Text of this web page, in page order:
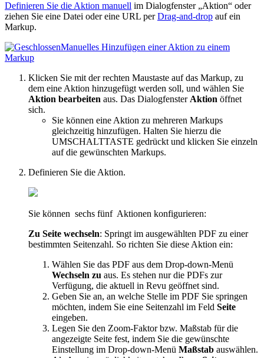
Definieren Sie die Aktion manuell im Dialogfenster „Aktion“ oder
ziehen Sie eine Datei oder eine URL perDrag-and-drop auf ein
Markup.
Manuelles Hinzufügen einer Aktion zu einem
Markup
Klicken Sie mit der rechten Maustaste auf das Markup, zu
dem eine Aktion hinzugefügt werden soll, und wählen Sie
Aktion bearbeiten aus. Das DialogfensterAktion öffnet
sich.
Sie können eine Aktion zu mehreren Markups
gleichzeitig hinzufügen. Halten Sie hierzu die
UMSCHALTTASTE gedrückt und klicken Sie einzeln
auf die gewünschten Markups.
Definieren Sie die Aktion.
Sie können sechs fünf Aktionen konfigurieren:
Zu Seite wechseln: Springt im ausgewählten PDF zu einer
bestimmten Seitenzahl. So richten Sie diese Aktion ein:
Wählen Sie das PDF aus dem Drop-down-Menü
Wechseln zu aus. Es stehen nur die PDFs zur
Verfügung, die aktuell in Revu geöffnet sind.
Geben Sie an, an welche Stelle im PDF Sie springen
möchten, indem Sie eine Seitenzahl im Feld Seite
eingeben.
Legen Sie den Zoom-Faktor bzw. Maßstab für die
angezeigte Seite fest, indem Sie die gewünschte
Einstellung im Drop-down-Menü Maßstab auswählen.